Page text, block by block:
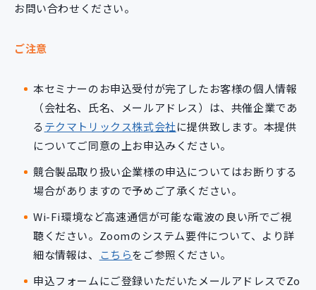
お問い合わせください。
ご注意
本セミナーのお申込受付が完了したお客様の個人情報
（会社名、氏名、メールアドレス）は、共催企業であ
るテクマトリックス株式会社に提供致します。本提供
についてご同意の上お申込みください。
競合製品取り扱い企業様の申込についてはお断りする
場合がありますので予めご了承ください。
Wi-Fi環境など高速通信が可能な電波の良い所でご視
聴ください。Zoomのシステム要件について、より詳
細な情報は、
こちらをご参照ください。
申込フォームにご登録いただいたメールアドレスでZo